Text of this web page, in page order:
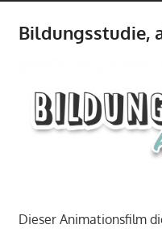
Bildungsstudie,
Dieser Animationsfilm